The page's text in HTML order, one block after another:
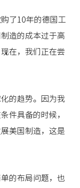
了10年的德国工
造的成本过于高
在，我们正在尝
的趋势。因为我
件具备的时候，
美国制造，这是
的布局问题，也